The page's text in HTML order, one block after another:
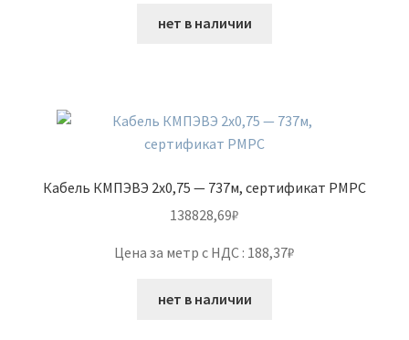
нет в наличии
Кабель КМПЭВЭ 2х0,75 — 737м, сертификат РМРС
138828,69₽
Цена за метр с НДС : 188,37₽
нет в наличии